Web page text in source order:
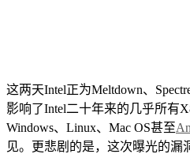
这两天Intel正为Meltdown、
影响了Intel二十年来的几乎所有
Windows、Linux、Mac OS甚至
见。更悲剧的是，这次曝光的漏